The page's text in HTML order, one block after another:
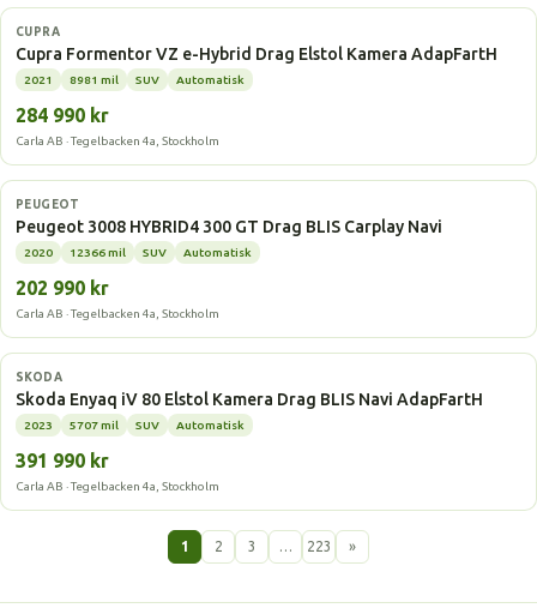
Laddhybrid
CUPRA
Cupra Formentor VZ e-Hybrid Drag Elstol Kamera AdapFartH
2021 8981 mil SUV Automatisk
284 990 kr
Carla AB · Tegelbacken 4a, Stockholm
Laddhybrid
PEUGEOT
Peugeot 3008 HYBRID4 300 GT Drag BLIS Carplay Navi
2020 12366 mil SUV Automatisk
202 990 kr
Carla AB · Tegelbacken 4a, Stockholm
Elbil
SKODA
Skoda Enyaq iV 80 Elstol Kamera Drag BLIS Navi AdapFartH
2023 5707 mil SUV Automatisk
391 990 kr
Carla AB · Tegelbacken 4a, Stockholm
1 2 3 … 223 »